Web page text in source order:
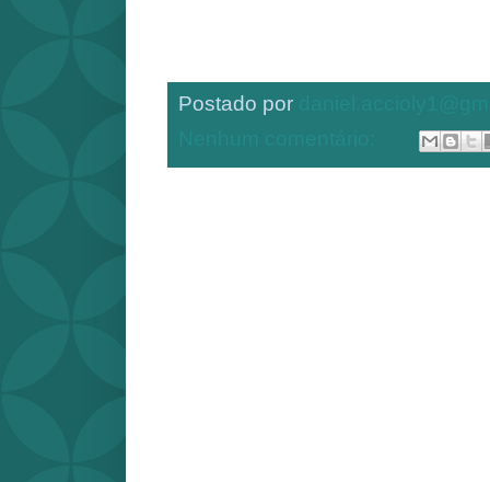
Postado por